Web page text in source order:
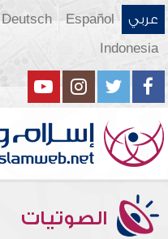
عربي Español
Deutsch
Indonesia
الصوتيات